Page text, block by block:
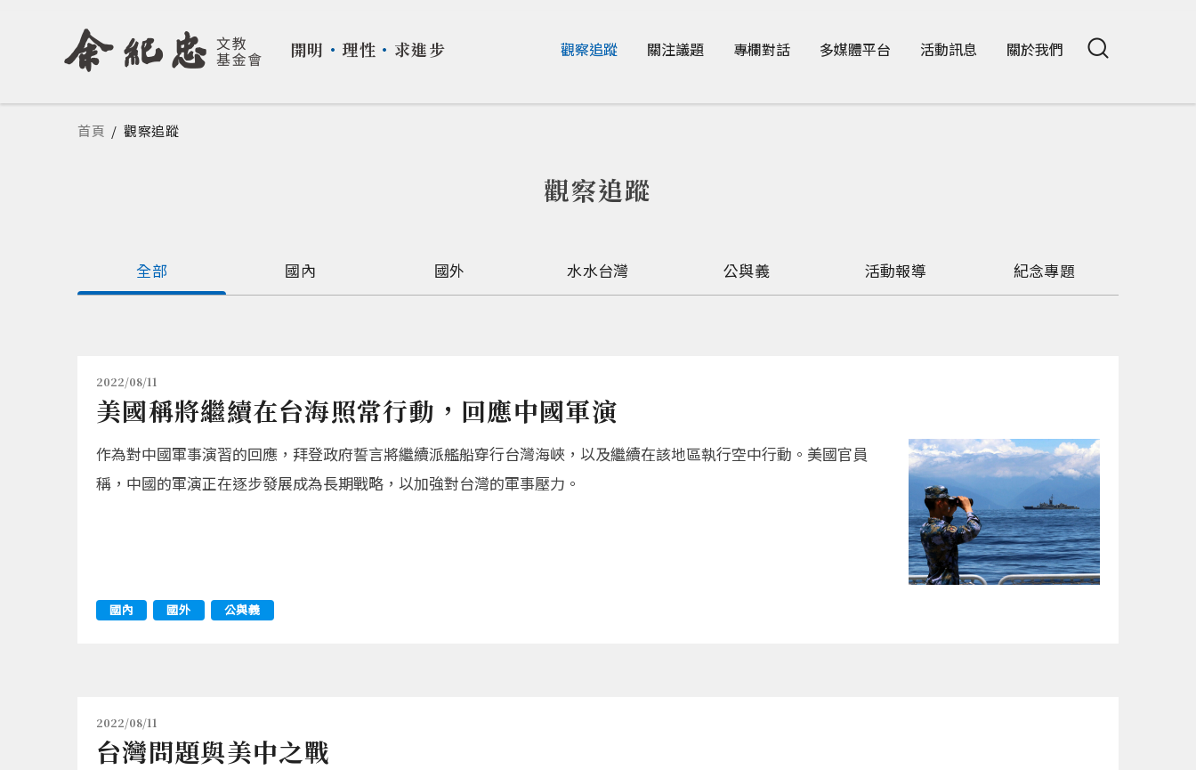
開明 ・ 理性 ・ 求進步 觀察追蹤 關注議題 專欄對話 多媒體平台 活動訊息 關於我們
您在這裡
首頁 / 觀察追蹤
觀察追蹤
全部 國內 國外 水水台灣 公與義 活動報導 紀念專題
2022/08/11
美國稱將繼續在台海照常行動，回應中國軍演
作為對中國軍事演習的回應，拜登政府誓言將繼續派艦船穿行台灣海峽，以及繼續在該地區執行空中行動。美國官員
稱，中國的軍演正在逐步發展成為長期戰略，以加強對台灣的軍事壓力。
國內 國外 公與義
2022/08/11
台灣問題與美中之戰